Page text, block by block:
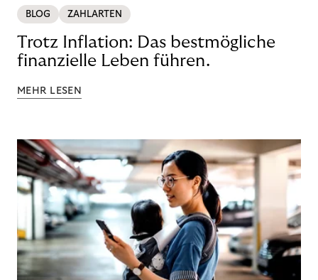
BLOG ZAHLARTEN
Trotz Inflation: Das bestmögliche
finanzielle Leben führen.
MEHR LESEN